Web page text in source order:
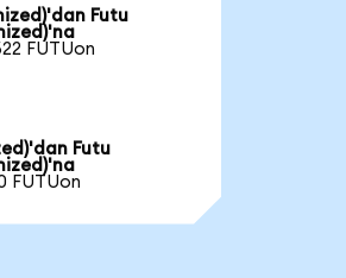
Futu
FUTUon
Futu
FUTUon